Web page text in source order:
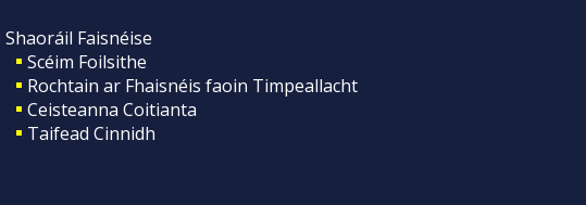
Shaoráil Faisnéise
Scéim Foilsithe
Rochtain ar Fhaisnéis faoin Timpeallacht
Ceisteanna Coitianta
Taifead Cinnidh